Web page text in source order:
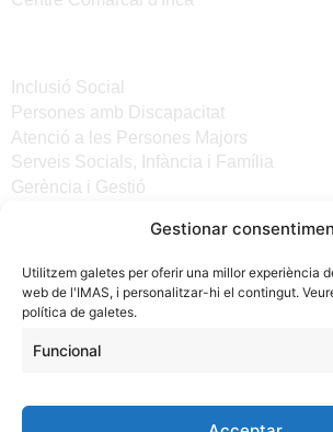
Gestionar
Utilitzem galetes per oferir una millor experiència
web de l'IMAS, i personalitzar-hi el contingut.
política de galetes.
Funcional
Inclusió Social
Persones amb Discapacitat
Atenció a les Persones Majors
Serveis Socials, Infància i Família
Gerència i Gestió
Altres enllaços
Notícies
Seu electrònica del CiM
Avís legal
Protecció de Dades